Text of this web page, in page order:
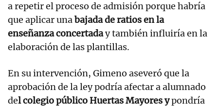
a repetir el proceso de admisión porque habría
que aplicar unabajada de ratios en la
enseñanza concertaday también influiría en la
elaboración de las plantillas.
En su intervención, Gimeno aseveró que la
aprobación de la ley podría afectar a alumnado
del colegio público Huertas Mayores ypondría